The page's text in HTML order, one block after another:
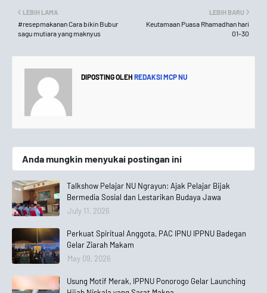
LEBIH BARU
Keutamaan Puasa Rhamadhan hari
01-30
LEBIH LAMA
#resepmakanan Cara bikin Bubur
sagu mutiara yang maknyus
DIPOSTING OLEH REDAKSI MCP NU
Anda mungkin menyukai postingan ini
Talkshow Pelajar NU Ngrayun: Ajak Pelajar Bijak
Bermedia Sosial dan Lestarikan Budaya Jawa
July 11, 2026
Perkuat Spiritual Anggota, PAC IPNU IPPNU Badegan
Gelar Ziarah Makam
May 09, 2026
Usung Motif Merak, IPPNU Ponorogo Gelar Launching